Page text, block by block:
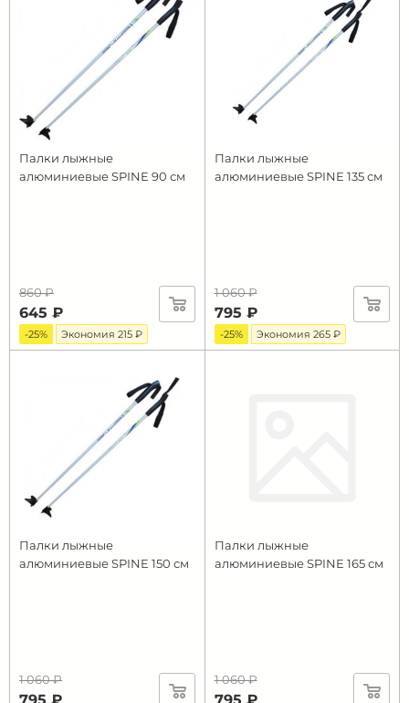
Палки лыжные
алюминиевые SPINE 90 см
-25% Экономия 215 ₽
860 ₽
645 ₽
Палки лыжные
алюминиевые SPINE 135 см
-25% Экономия 265 ₽
1 060 ₽
795 ₽
Палки лыжные
алюминиевые SPINE 150 см
1 060 ₽
Палки лыжные
алюминиевые SPINE 165 см
1 060 ₽